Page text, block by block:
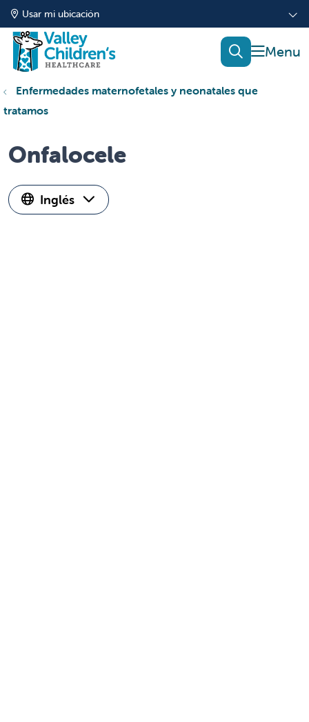
Usar mi ubicación
mostrar
buscar
Enfermedades maternofetales y neonatales que
tratamos
Onfalocele
Inglés